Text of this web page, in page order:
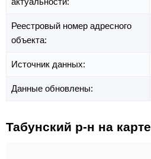
Реестровый номер адресного
объекта:
Источник данных:
Данные обновлены:
Табунский р-н на карте